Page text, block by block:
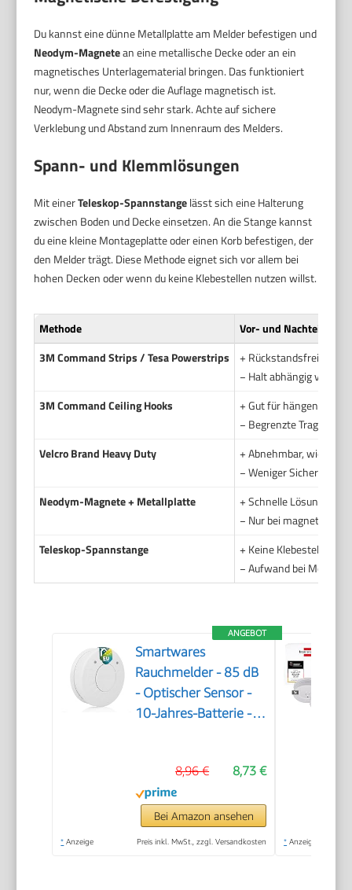
Du kannst eine dünne Metallplatte am Melder befestigen und
Neodym-Magnetean eine metallische Decke oder an ein
magnetisches Unterlagematerial bringen. Das funktioniert
nur, wenn die Decke oder die Auflage magnetisch ist.
Neodym-Magnete sind sehr stark. Achte auf sichere
Verklebung und Abstand zum Innenraum des Melders.
Spann- und Klemmlösungen
Mit einerTeleskop-Spannstangelässt sich eine Halterung
zwischen Boden und Decke einsetzen. An die Stange kannst
du eine kleine Montageplatte oder einen Korb befestigen, der
den Melder trägt. Diese Methode eignet sich vor allem bei
hohen Decken oder wenn du keine Klebestellen nutzen willst.
Methode
Vor- und Nachteile
3M Command Strips / Tesa Powerstrips
+ Rückstandsfrei
− Halt abhängig von
3M Command Ceiling Hooks
+ Gut für hängende
− Begrenzte Traglast.
Velcro Brand Heavy Duty
+ Abnehmbar,
− Weniger
Neodym-Magnete + Metallplatte
+ Schnelle Lösung
− Nur bei
Teleskop-Spannstange
+ Keine Klebestellen.
− Aufwand bei
ANGEBOT
Smartwares
Rauchmelder - 85 dB
- Optischer Sensor -
10-Jahres-Batterie -
8,73 €
8,96 €
Bei Amazon ansehen
* Anzeige Preis inkl. MwSt., zzgl. Versandkosten * Anzeige